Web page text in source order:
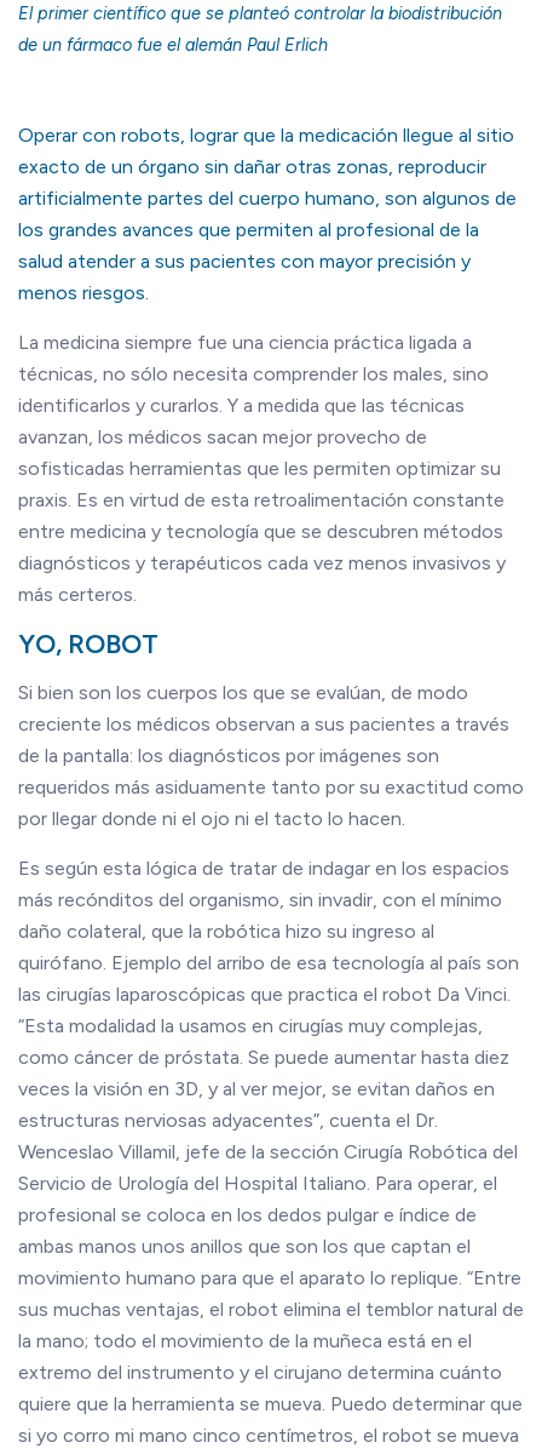
El primer científico que se planteó controlar la biodistribución
de un fármaco fue el alemán Paul Erlich
Operar con robots, lograr que la medicación llegue al sitio
exacto de un órgano sin dañar otras zonas, reproducir
artificialmente partes del cuerpo humano, son algunos de
los grandes avances que permiten al profesional de la
salud atender a sus pacientes con mayor precisión y
menos riesgos.
La medicina siempre fue una ciencia práctica ligada a
técnicas, no sólo necesita comprender los males, sino
identificarlos y curarlos. Y a medida que las técnicas
avanzan, los médicos sacan mejor provecho de
sofisticadas herramientas que les permiten optimizar su
praxis. Es en virtud de esta retroalimentación constante
entre medicina y tecnología que se descubren métodos
diagnósticos y terapéuticos cada vez menos invasivos y
más certeros.
YO, ROBOT
Si bien son los cuerpos los que se evalúan, de modo
creciente los médicos observan a sus pacientes a través
de la pantalla: los diagnósticos por imágenes son
requeridos más asiduamente tanto por su exactitud como
por llegar donde ni el ojo ni el tacto lo hacen.
Es según esta lógica de tratar de indagar en los espacios
más recónditos del organismo, sin invadir, con el mínimo
daño colateral, que la robótica hizo su ingreso al
quirófano. Ejemplo del arribo de esa tecnología al país son
las cirugías laparoscópicas que practica el robot Da Vinci.
“Esta modalidad la usamos en cirugías muy complejas,
como cáncer de próstata. Se puede aumentar hasta diez
veces la visión en 3D, y al ver mejor, se evitan daños en
estructuras nerviosas adyacentes”, cuenta el Dr.
Wenceslao Villamil, jefe de la sección Cirugía Robótica del
Servicio de Urología del Hospital Italiano. Para operar, el
profesional se coloca en los dedos pulgar e índice de
ambas manos unos anillos que son los que captan el
movimiento humano para que el aparato lo replique. “Entre
sus muchas ventajas, el robot elimina el temblor natural de
la mano; todo el movimiento de la muñeca está en el
extremo del instrumento y el cirujano determina cuánto
quiere que la herramienta se mueva. Puedo determinar que
si yo corro mi mano cinco centímetros, el robot se mueva